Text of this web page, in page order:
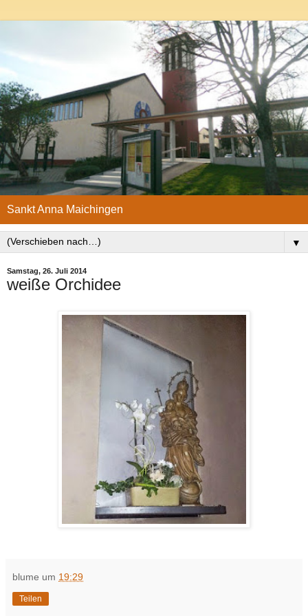
Sankt Anna Maichingen
▼
Samstag, 26. Juli 2014
weiße Orchidee
blume um 19:29
Teilen